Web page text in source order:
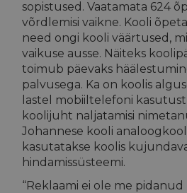
sopistused. Vaatamata 624
võrdlemisi vaikne. Kooli
need ongi kooli väärtused,
vaikuse ausse. Näiteks
toimub päevaks
palvusega. Ka on koolis
lastel mobiiltelefoni
koolijuht naljatamisi
Johannese kooli
kasutatakse koolis
hindamissüsteemi.
“Reklaami ei ole me